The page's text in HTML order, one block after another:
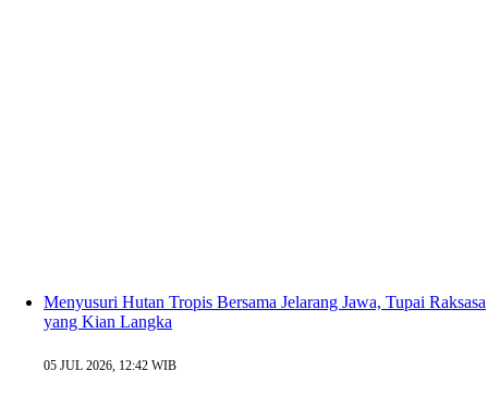
Menyusuri Hutan Tropis Bersama Jelarang Jawa, Tupai Raksasa
yang Kian Langka
05 JUL 2026, 12:42 WIB